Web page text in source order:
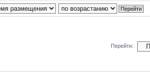
Перейти: